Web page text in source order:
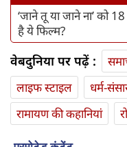
‘जाने तू या जाने ना’ को
है ये फिल्म?
वेबदुनिया पर पढ़ें :
लाइफ स्‍टाइल
धर्म-
रामायण की कहानियां